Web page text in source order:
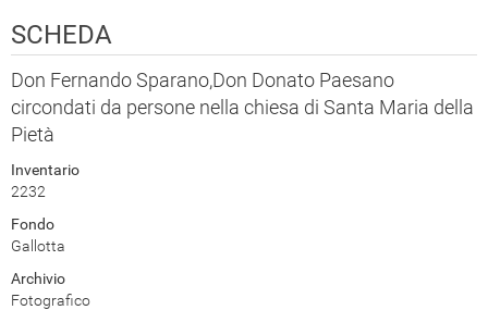
SCHEDA
Don Fernando Sparano,Don Donato Paesano
circondati da persone nella chiesa di Santa Maria della
Pietà
Inventario
2232
Fondo
Gallotta
Archivio
Fotografico